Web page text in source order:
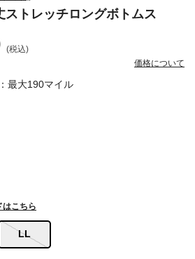
最大190マイル
ストレッチロングボトムス
(税込)
価格について
LL
はこちら